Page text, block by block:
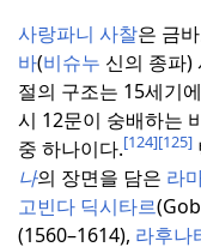
사랑파니 사찰은 금
바(비슈누 신의 종파)
절의 구조는 15세기
시 12문이 숭배하는
중 하나이다.[124][125]
나의 장면을 담은 라
고빈다 딕시타르
(1560–1614), 라후나